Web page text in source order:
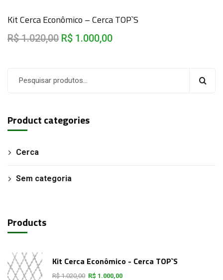
Kit Cerca Econômico – Cerca TOP`S
R$1.020,00 R$ 1.000,00
Product categories
Cerca
Sem categoria
Products
Kit Cerca Econômico - Cerca TOP`S
R$1.020,00 R$ 1.000,00